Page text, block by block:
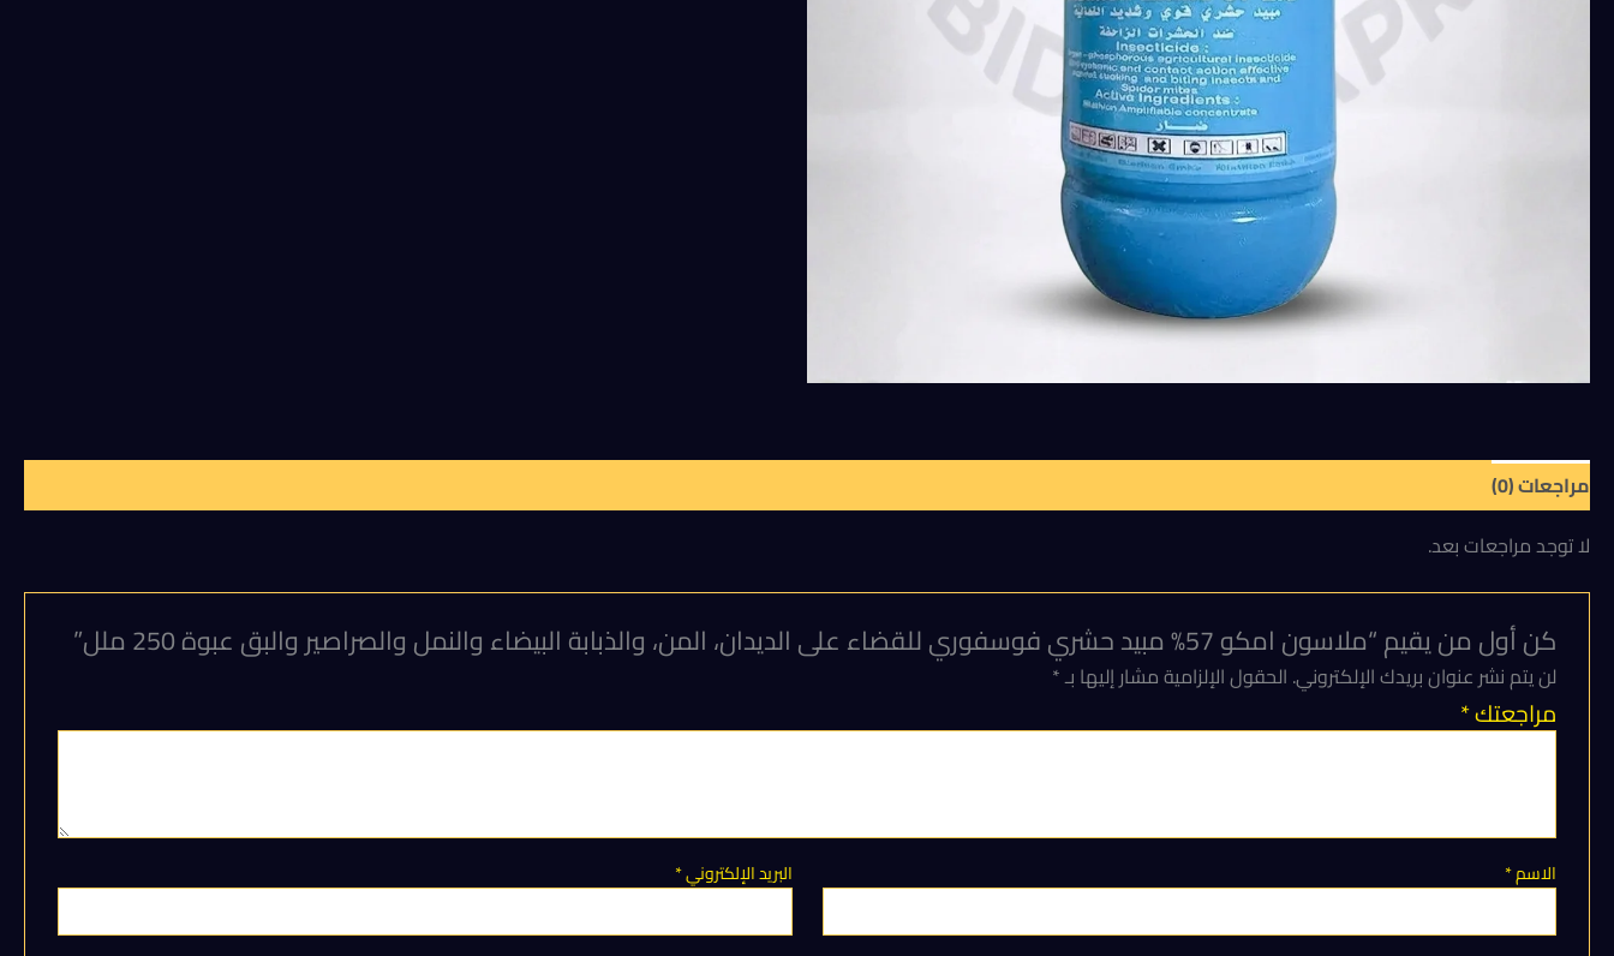
مراجعات (0)
لا توجد مراجعات بعد.
كن أول من يقيم “ملاسون امكو 57% مبيد حشري فوسفوري للقضاء على الديدان، المن، والذبابة البيضاء والنمل والصراصير والبق عبوة 250 ملل”
لن يتم نشر عنوان بريدك الإلكتروني. الحقول الإلزامية مشار إليها بـ*
مراجعتك*
الاسم* البريد الإلكتروني*